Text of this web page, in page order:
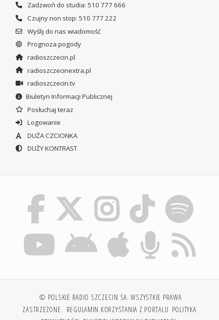
Zadzwoń do studia: 510 777 666
Czujny non stop: 510 777 222
Wyślij do nas wiadomość
Prognoza pogody
radioszczecin.pl
radioszczecinextra.pl
radioszczecin.tv
Biuletyn Informacji Publicznej
Posłuchaj teraz
Logowanie
DUŻA CZCIONKA
DUŻY KONTRAST
© POLSKIE RADIO SZCZECIN SA. WSZYSTKIE PRAWA
ZASTRZEŻONE. REGULAMIN KORZYSTANIA Z PORTALU POLITYKA